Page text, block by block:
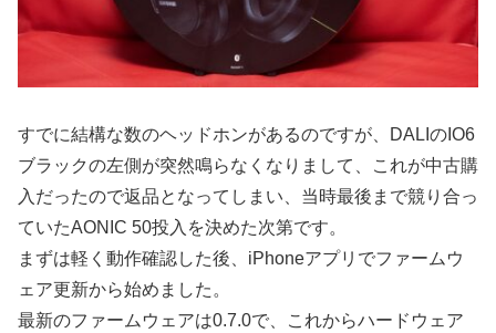
すでに結構な数のヘッドホンがあるのですが、DALIのIO6
ブラックの左側が突然鳴らなくなりまして、これが中古購
入だったので返品となってしまい、当時最後まで競り合っ
ていたAONIC 50投入を決めた次第です。
まずは軽く動作確認した後、iPhoneアプリでファームウ
ェア更新から始めました。
最新のファームウェアは0.7.0で、これからハードウェア